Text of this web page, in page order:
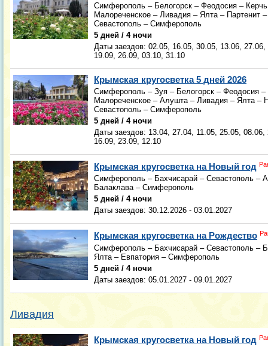
Симферополь – Белогорск – Феодосия –
Малореченское – Ливадия – Ялта – Партенит
Севастополь – Симферополь
5 дней / 4 ночи
Даты заездов: 02.05, 16.05, 30.05, 13.06,
19.09, 26.09, 03.10, 31.10
Крымская кругосветка 5 дней 2026
Симферополь – Зуя – Белогорск – Феодосия –
Малореченское – Алушта – Ливадия – Ялта –
Севастополь – Симферополь
5 дней / 4 ночи
Даты заездов: 13.04, 27.04, 11.05, 25.05,
16.09, 23.09, 12.10
Крымская кругосветка на Новый год
Симферополь – Бахчисарай – Севастополь –
Балаклава – Симферополь
5 дней / 4 ночи
Даты заездов: 30.12.2026 - 03.01.2027
Крымская кругосветка на Рождество
Симферополь – Бахчисарай – Севастополь –
Ялта – Евпатория – Симферополь
5 дней / 4 ночи
Даты заездов: 05.01.2027 - 09.01.2027
Ливадия
Крымская кругосветка на Новый год